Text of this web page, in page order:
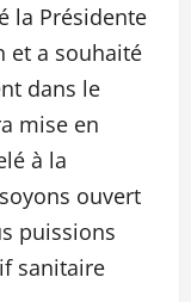
la Présidente
et a souhaité
dans le
mise en
à la
ouvert
puissions
sanitaire